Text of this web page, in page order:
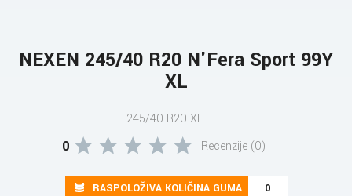
NEXEN 245/40 R20 N'Fera Sport 99Y
XL
245/40 R20 XL
0 Recenzije (0)
RASPOLOŽIVA KOLIČINA GUMA 0